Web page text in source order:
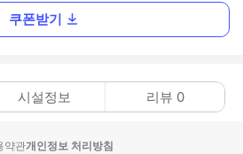
쿠폰받기
시설정보 리뷰 0
약관개인정보 처리방침